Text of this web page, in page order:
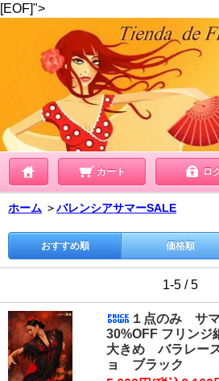
[EOF]">
カート ロ
ホーム ＞バレンシアサマーSALE
おすすめ順 価格順
1-5 / 5
１点のみ サ
30%OFF フリンジ
大きめ バラレー
ョ ブラック